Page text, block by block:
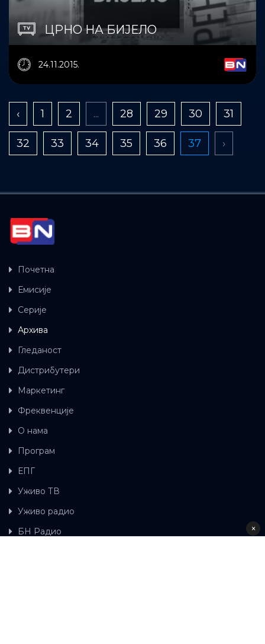
ЦРНО НА БИЈЕЛО
24.11.2015.
‹ 1 2 ... 28 29 30 31
32 33 34 35 36 37 ›
Почетна
Емисије
Серије
Архива
Гледаност
Дистрибутери
Маркетинг
Фреквенције
О нама
Програм
ЕПГ
Уживо ТВ
Уживо радио
БН Радио
×